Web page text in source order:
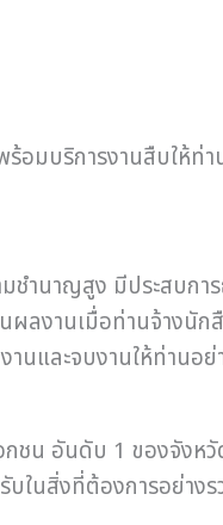
ร้อมบริการงานสืบให้ท่
ำนาญสูง มีประสบกา
ลงานเมื่อท่านจ้างนัก
านและจบงานให้ท่านอ
ชน อันดับ 1 ของจังห
บในสิ่งที่ต้องการอย่า